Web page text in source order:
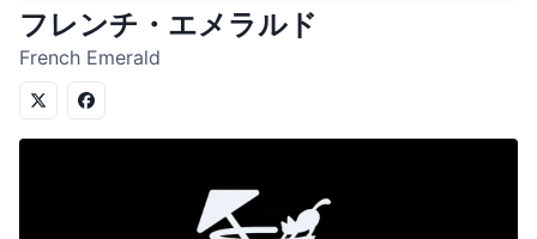
フレンチ・エメラルド
French Emerald